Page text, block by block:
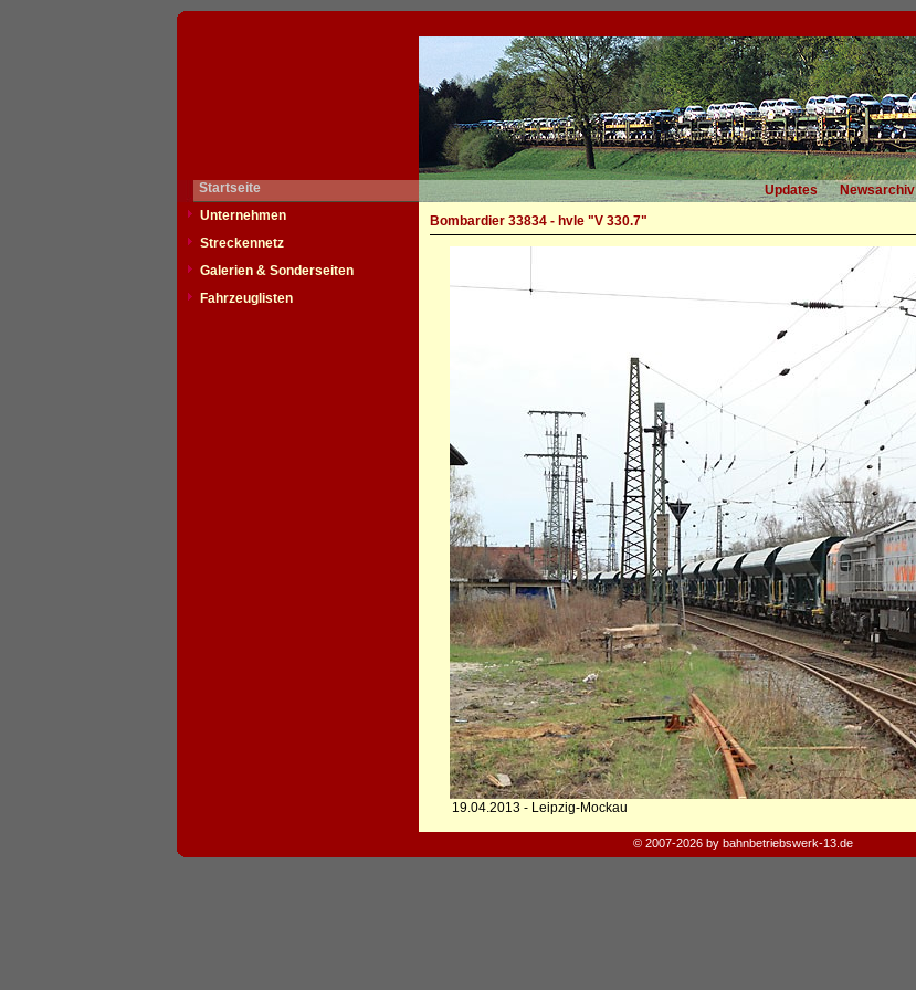
Startseite Updates Newsarchiv
Unternehmen
Streckennetz
Galerien & Sonderseiten
Fahrzeuglisten
Bombardier 33834 - hvle "V 330.7"
19.04.2013 - Leipzig-Mockau
© 2007-2026 by bahnbetriebswerk-13.de